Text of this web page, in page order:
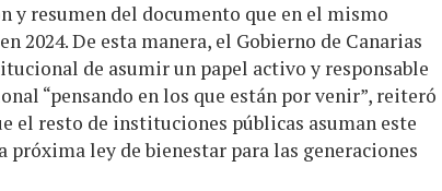
y resumen del documento que en el mismo
2024. De esta manera, el Gobierno de Canarias
de asumir un papel activo y responsable
“pensando en los que están por venir”, reiteró
el resto de instituciones públicas asuman este
próxima ley de bienestar para las generaciones